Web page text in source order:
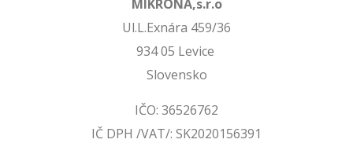
MIKRONA,s.r.o
Ul.L.Exnára 459/36
934 05 Levice
Slovensko
IČO: 36526762
IČ DPH /VAT/: SK2020156391